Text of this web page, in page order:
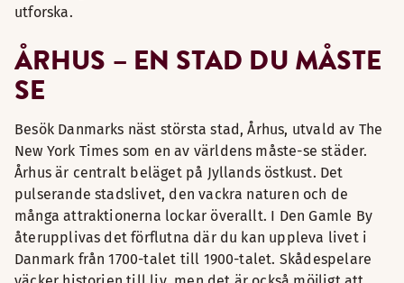
utforska.
ÅRHUS – EN STAD DU MÅSTE
SE
Besök Danmarks näst största stad, Århus, utvald av The
New York Times som en av världens måste-se städer.
Århus är centralt beläget på Jyllands östkust. Det
pulserande stadslivet, den vackra naturen och de
många attraktionerna lockar överallt. I Den Gamle By
återupplivas det förflutna där du kan uppleva livet i
Danmark från 1700-talet till 1900-talet. Skådespelare